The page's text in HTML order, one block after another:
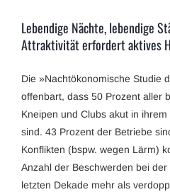
Lebendige Nächte, lebendige
Attraktivität erfordert aktives
Die »Nachtökonomische Studie
offenbart, dass 50 Prozent aller
Kneipen und Clubs akut in
sind. 43 Prozent der Betriebe
Konflikten (bspw. wegen Lärm)
Anzahl der Beschwerden bei
letzten Dekade mehr als